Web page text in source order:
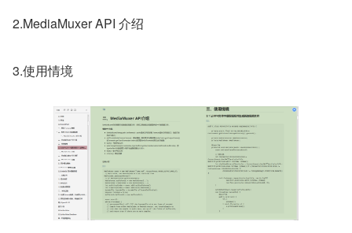
2.MediaMuxer API 介绍
3.使用情境